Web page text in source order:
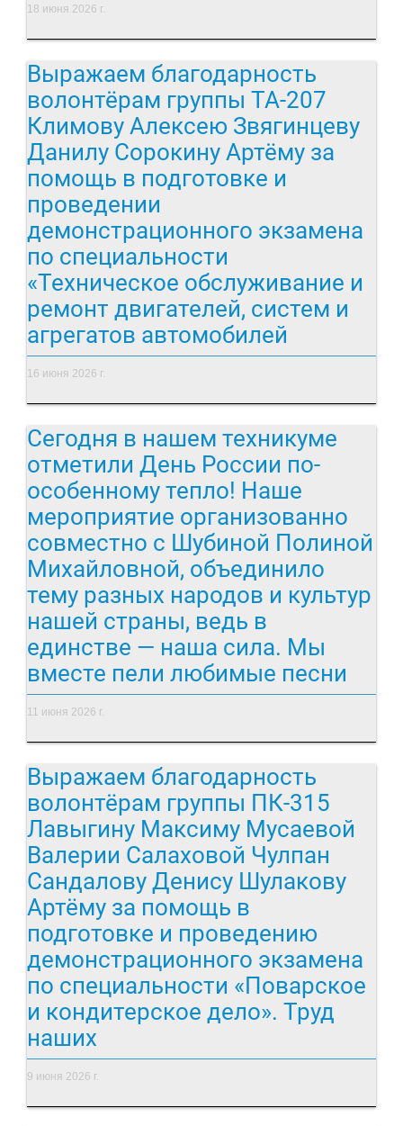
18 июня 2026 г.
Выражаем благодарность
волонтёрам группы ТА-207
Климову Алексею Звягинцеву
Данилу Сорокину Артёму за
помощь в подготовке и
проведении
демонстрационного экзамена
по специальности
«Техническое обслуживание и
ремонт двигателей, систем и
агрегатов автомобилей
16 июня 2026 г.
Сегодня в нашем техникуме
отметили День России по-
особенному тепло! Наше
мероприятие организованно
совместно с Шубиной Полиной
Михайловной, объединило
тему разных народов и культур
нашей страны, ведь в
единстве — наша сила. Мы
вместе пели любимые песни
11 июня 2026 г.
Выражаем благодарность
волонтёрам группы ПК-315
Лавыгину Максиму Мусаевой
Валерии Салаховой Чулпан
Сандалову Денису Шулакову
Артёму за помощь в
подготовке и проведению
демонстрационного экзамена
по специальности «Поварское
и кондитерское дело». Труд
наших
9 июня 2026 г.